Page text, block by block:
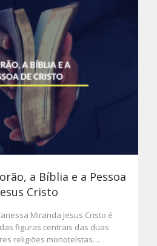
a Bíblia e a Pessoa
Cristo
Miranda Jesus Cristo é
figuras centrais das duas
religiões monoteístas…